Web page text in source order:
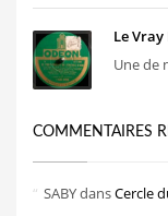
Le Vray
Une de
COMMENTAIRES
SABYdansCercle